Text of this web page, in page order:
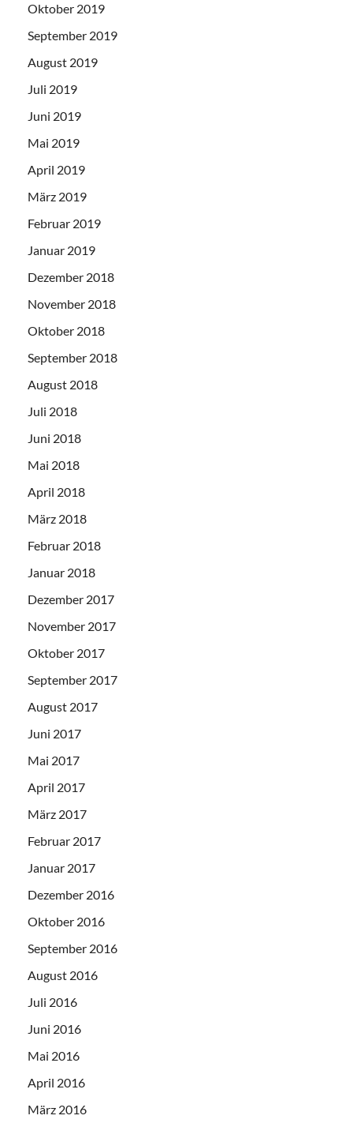
Oktober 2019
September 2019
August 2019
Juli 2019
Juni 2019
Mai 2019
April 2019
März 2019
Februar 2019
Januar 2019
Dezember 2018
November 2018
Oktober 2018
September 2018
August 2018
Juli 2018
Juni 2018
Mai 2018
April 2018
März 2018
Februar 2018
Januar 2018
Dezember 2017
November 2017
Oktober 2017
September 2017
August 2017
Juni 2017
Mai 2017
April 2017
März 2017
Februar 2017
Januar 2017
Dezember 2016
Oktober 2016
September 2016
August 2016
Juli 2016
Juni 2016
Mai 2016
April 2016
März 2016